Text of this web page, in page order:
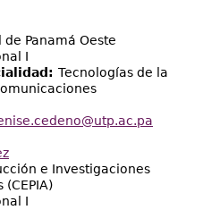
Panamá Oeste
I
Tecnologías de la
e Investigaciones
I